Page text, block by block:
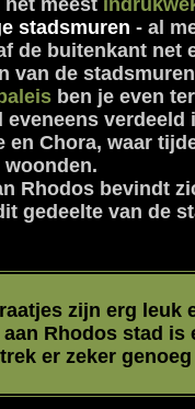
meest
stadsmuren - al
de buitenkant net
van de
ben je even
eveneens
en Chora, waar
woonden.
Rhodos bevindt
gedeelte van de
zijn erg leuk
aan Rhodos stad
trek er zeker